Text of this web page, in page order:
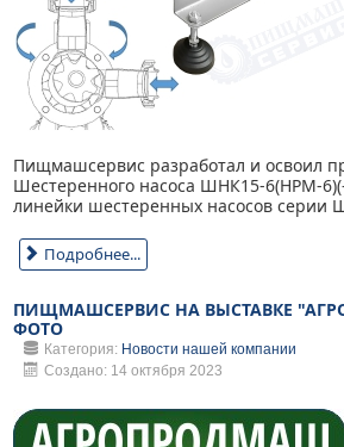
Пищмашсервис разработал и освоил
Шестеренного насоса ШНК15-6(НРМ-
линейки шестеренных насосов
Подробнее...
ПИЩМАШСЕРВИС НА ВЫСТАВКЕ
ФОТО
Категория: Новости нашей компании
Создано: 14 октября 2023